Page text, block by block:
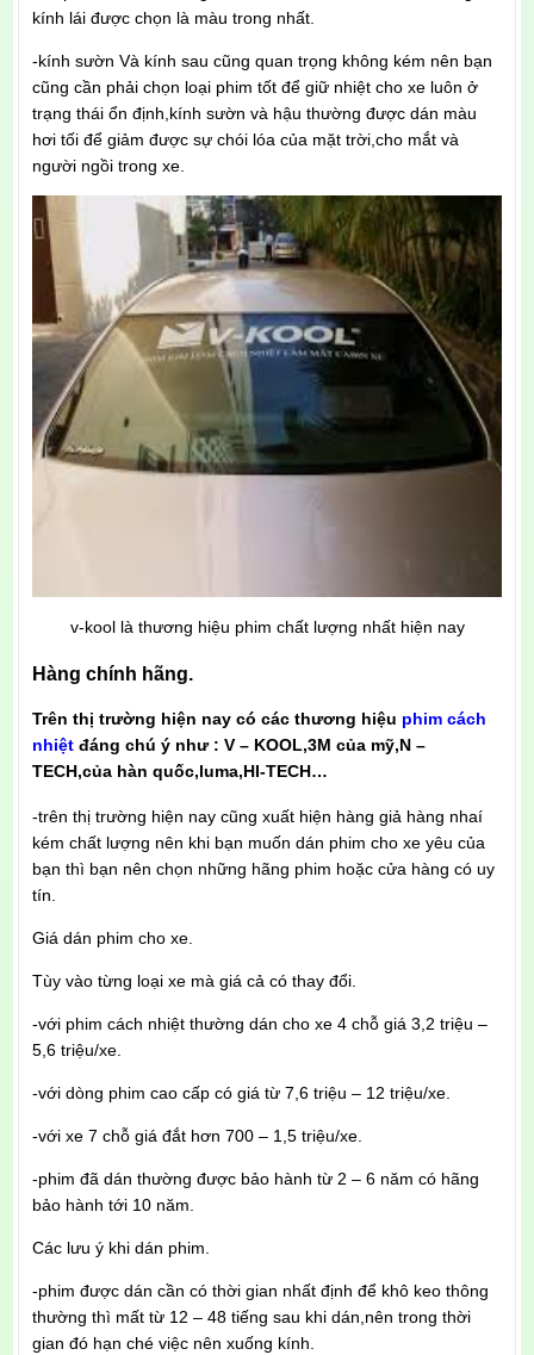
kính lái được chọn là màu trong nhất.
-kính sườn Và kính sau cũng quan trọng không kém nên bạn
cũng cần phải chọn loại phim tốt để giữ nhiệt cho xe luôn ở
trạng thái ổn định,kính sườn và hậu thường được dán màu
hơi tối để giảm được sự chói lóa của mặt trời,cho mắt và
người ngồi trong xe.
v-kool là thương hiệu phim chất lượng nhất hiện nay
Hàng chính hãng.
Trên thị trường hiện nay có các thương hiệu phim cách
nhiệtđáng chú ý như : V – KOOL,3M của mỹ,N –
TECH,của hàn quốc,luma,HI-TECH…
-trên thị trường hiện nay cũng xuất hiện hàng giả hàng nhaí
kém chất lượng nên khi bạn muốn dán phim cho xe yêu của
bạn thì bạn nên chọn những hãng phim hoặc cửa hàng có uy
tín.
Giá dán phim cho xe.
Tùy vào từng loại xe mà giá cả có thay đổi.
-với phim cách nhiệt thường dán cho xe 4 chỗ giá 3,2 triệu –
5,6 triệu/xe.
-với dòng phim cao cấp có giá từ 7,6 triệu – 12 triệu/xe.
-với xe 7 chỗ giá đắt hơn 700 – 1,5 triệu/xe.
-phim đã dán thường được bảo hành từ 2 – 6 năm có hãng
bảo hành tới 10 năm.
Các lưu ý khi dán phim.
-phim được dán cần có thời gian nhất định để khô keo thông
thường thì mất từ 12 – 48 tiếng sau khi dán,nên trong thời
gian đó hạn ché việc nên xuống kính.